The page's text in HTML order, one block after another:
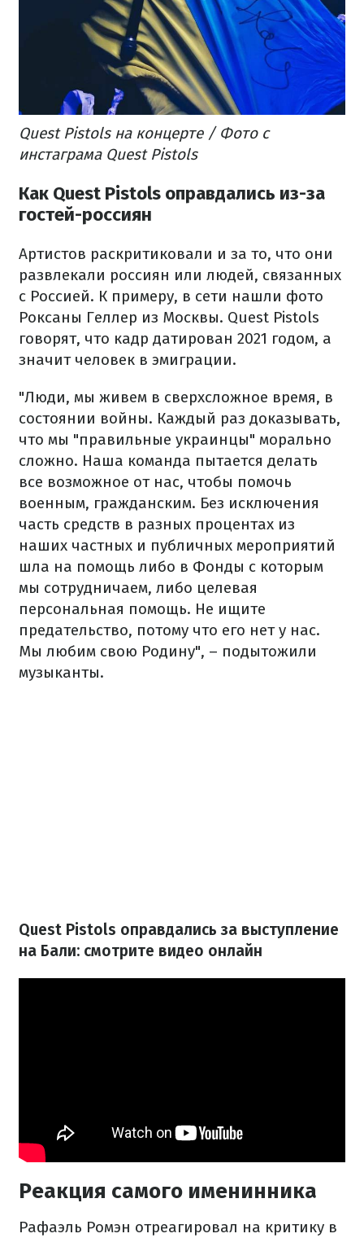
Quest Pistols на концерте / Фото с
инстаграма Quest Pistols
Как Quest Pistols оправдались из-за
гостей-россиян
Артистов раскритиковали и за то, что они
развлекали россиян или людей, связанных
с Россией. К примеру, в сети нашли фото
Роксаны Геллер из Москвы. Quest Pistols
говорят, что кадр датирован 2021 годом, а
значит человек в эмиграции.
"Люди, мы живем в сверхсложное время, в
состоянии войны. Каждый раз доказывать,
что мы "правильные украинцы" морально
сложно. Наша команда пытается делать
все возможное от нас, чтобы помочь
военным, гражданским. Без исключения
часть средств в разных процентах из
наших частных и публичных мероприятий
шла на помощь либо в Фонды с которым
мы сотрудничаем, либо целевая
персональная помощь. Не ищите
предательство, потому что его нет у нас.
Мы любим свою Родину", – подытожили
музыканты.
Quest Pistols оправдались за выступление
на Бали: смотрите видео онлайн
Реакция самого именинника
Рафаэль Ромэн отреагировал на критику в